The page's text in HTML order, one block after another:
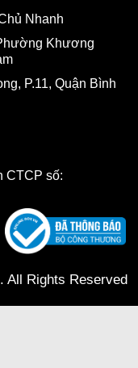
Nhanh
Khương
P.11, Quận Bình
CTCP số:
All Rights Reserved